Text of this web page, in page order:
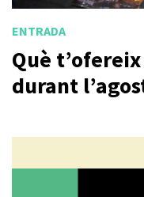
ENTRADA
Què
durant